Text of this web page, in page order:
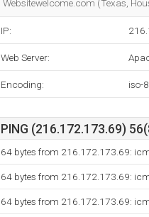
Websitewelcome.com (Texas,
IP:
Web Server:
Encoding: iso-
PING (216.172.173.69)
64 bytes from 216.172.173.69:
64 bytes from 216.172.173.69:
64 bytes from 216.172.173.69: